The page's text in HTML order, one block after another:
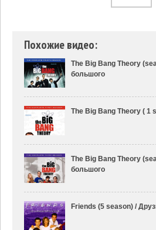
Похожие видео:
The Big Bang Theory
большого
The Big Bang Theory ( 1
The Big Bang Theory
большого
Friends (5 season) /